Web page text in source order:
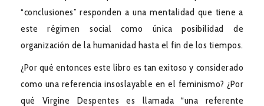
“conclusiones” responden a una mentalidad que tiene a
este régimen social como única posibilidad de
organización de la humanidad hasta el fin de los tiempos.
¿Por qué entonces este libro es tan exitoso y considerado
como una referencia insoslayable en el feminismo? ¿Por
qué Virgine Despentes es llamada “una referente